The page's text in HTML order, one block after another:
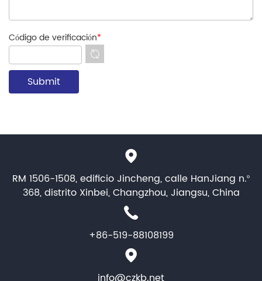
Código de verificación*
RM 1506-1508, edificio Jincheng, calle HanJiang n.º
368, distrito Xinbei, Changzhou, Jiangsu, China
+86-519-88108199
info@czkb.net